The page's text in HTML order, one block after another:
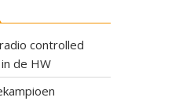
controlled
de HW